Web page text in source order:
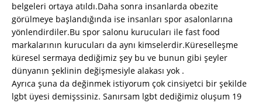
belgeleri ortaya atıldı.Daha sonra insanlarda obezite
görülmeye başlandığında ise insanları spor asalonlarına
yönlendirdiler.Bu spor salonu kurucuları ile fast food
markalarının kurucuları da aynı kimselerdir.Küreselleşme
küresel sermaya dediğimiz şey bu ve bunun gibi şeyler
dünyanın şeklinin değişmesiyle alakası yok .
Ayrıca şuna da değinmek istiyorum çok cinsiyetci bir şekilde
lgbt üyesi demişssiniz. Sanırsam lgbt dediğimiz oluşum 19